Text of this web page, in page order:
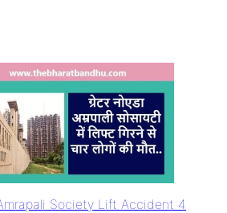
Society Lift Accident 4